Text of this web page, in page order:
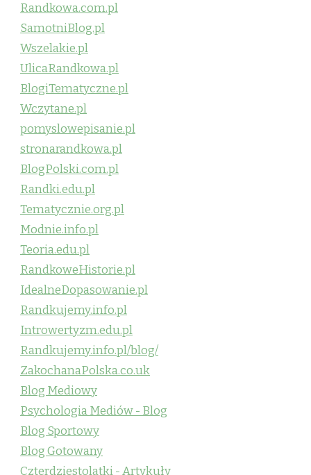
Randkowa.com.pl
SamotniBlog.pl
Wszelakie.pl
UlicaRandkowa.pl
BlogiTematyczne.pl
Wczytane.pl
pomyslowepisanie.pl
stronarandkowa.pl
BlogPolski.com.pl
Randki.edu.pl
Tematycznie.org.pl
Modnie.info.pl
Teoria.edu.pl
RandkoweHistorie.pl
IdealneDopasowanie.pl
Randkujemy.info.pl
Introwertyzm.edu.pl
Randkujemy.info.pl/blog/
ZakochanaPolska.co.uk
Blog Mediowy
Psychologia Mediów - Blog
Blog Sportowy
Blog Gotowany
Czterdziestolatki - Artykuły